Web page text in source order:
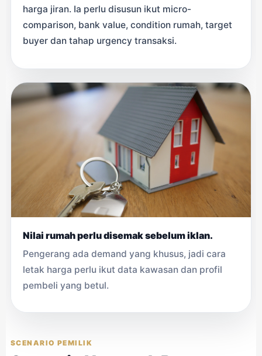
harga jiran. Ia perlu disusun ikut micro-
comparison, bank value, condition rumah, target
buyer dan tahap urgency transaksi.
Nilai rumah perlu disemak sebelum iklan.
Pengerang ada demand yang khusus, jadi cara
letak harga perlu ikut data kawasan dan profil
pembeli yang betul.
SCENARIO PEMILIK